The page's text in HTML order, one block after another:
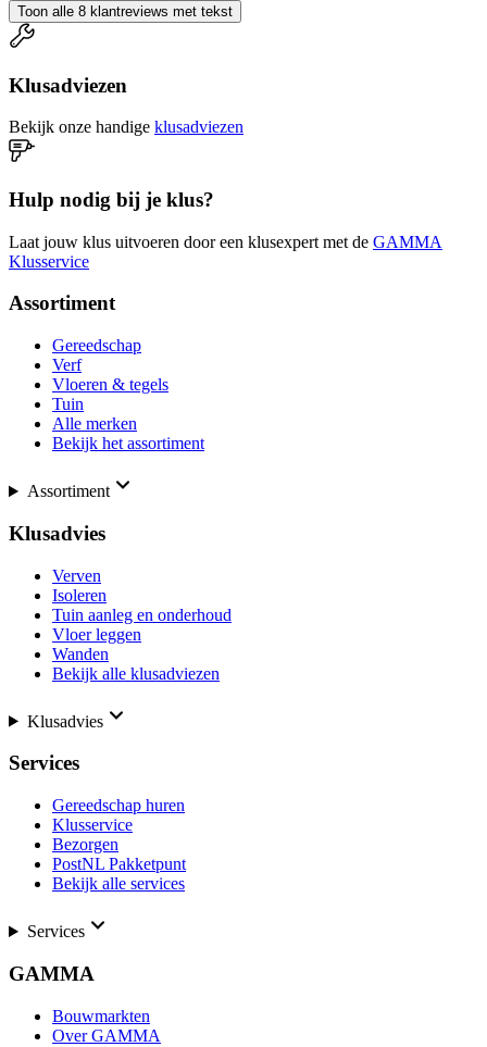
Toon alle 8 klantreviews met tekst
Klusadviezen
Bekijk onze handige klusadviezen
Hulp nodig bij je klus?
Laat jouw klus uitvoeren door een klusexpert met de GAMMA
Klusservice
Assortiment
Gereedschap
Verf
Vloeren & tegels
Tuin
Alle merken
Bekijk het assortiment
Assortiment
Klusadvies
Verven
Isoleren
Tuin aanleg en onderhoud
Vloer leggen
Wanden
Bekijk alle klusadviezen
Klusadvies
Services
Gereedschap huren
Klusservice
Bezorgen
PostNL Pakketpunt
Bekijk alle services
Services
GAMMA
Bouwmarkten
Over GAMMA